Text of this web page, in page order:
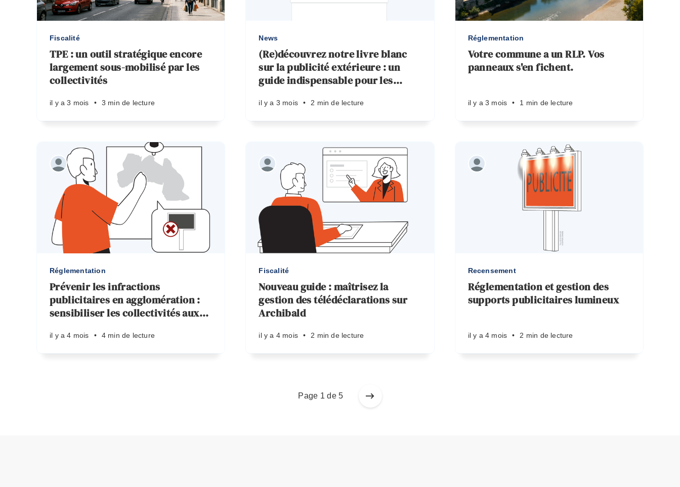
Fiscalité
TPE : un outil stratégique encore
largement sous-mobilisé par les
collectivités
il y a 3 mois • 3 min de lecture
News
(Re)découvrez notre livre blanc
sur la publicité extérieure : un
guide indispensable pour les…
il y a 3 mois • 2 min de lecture
Réglementation
Votre commune a un RLP. Vos
panneaux s'en fichent.
il y a 3 mois • 1 min de lecture
Réglementation
Prévenir les infractions
publicitaires en agglomération :
sensibiliser les collectivités aux…
il y a 4 mois • 4 min de lecture
Fiscalité
Nouveau guide : maîtrisez la
gestion des télédéclarations sur
Archibald
il y a 4 mois • 2 min de lecture
Recensement
Réglementation et gestion des
supports publicitaires lumineux
il y a 4 mois • 2 min de lecture
Page 1 de 5